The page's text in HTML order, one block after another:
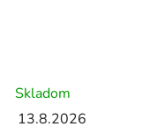
Skladom
13.8.2026